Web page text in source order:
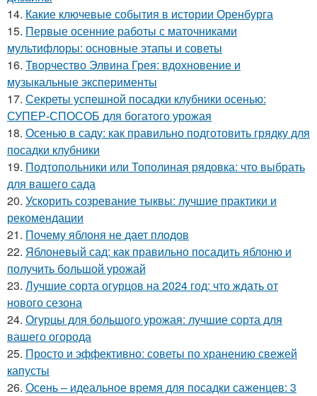
14. Какие ключевые события в истории Оренбурга
15. Первые осенние работы с маточниками
мультифлоры: основные этапы и советы
16. Творчество Элвина Грея: вдохновение и
музыкальные эксперименты
17. Секреты успешной посадки клубники осенью:
СУПЕР-СПОСОБ для богатого урожая
18. Осенью в саду: как правильно подготовить грядку для
посадки клубники
19. Подтопольники или Тополиная рядовка: что выбрать
для вашего сада
20. Ускорить созревание тыквы: лучшие практики и
рекомендации
21. Почему яблоня не дает плодов
22. Яблоневый сад: как правильно посадить яблоню и
получить большой урожай
23. Лучшие сорта огурцов на 2024 год: что ждать от
нового сезона
24. Огурцы для большого урожая: лучшие сорта для
вашего огорода
25. Просто и эффективно: советы по хранению свежей
капусты
26. Осень – идеальное время для посадки саженцев: 3